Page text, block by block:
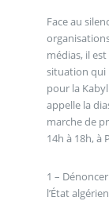
Face au
médias, il
situation qui
pour la
appelle la
marche de
14h à 18h, à
1 –
l’État